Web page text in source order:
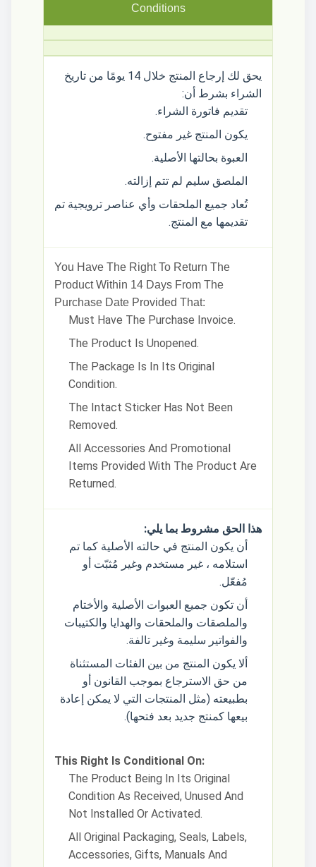
Conditions
يحق لك إرجاع المنتج خلال 14 يومًا من تاريخ
الشراء بشرط أن:
تقديم فاتورة الشراء.
يكون المنتج غير مفتوح.
العبوة بحالتها الأصلية.
الملصق سليم لم تتم إزالته.
تُعاد جميع الملحقات وأي عناصر ترويجية تم
تقديمها مع المنتج.
You Have The Right To Return The
Product Within 14 Days From The
Purchase Date Provided That:
Must Have The Purchase Invoice.
The Product Is Unopened.
The Package Is In Its Original
Condition.
The Intact Sticker Has Not Been
Removed.
All Accessories And Promotional
Items Provided With The Product Are
Returned.
هذا الحق مشروط بما يلي:
أن يكون المنتج في حالته الأصلية كما تم
استلامه ، غير مستخدم وغير مُثبّت أو
مُفعّل.
أن تكون جميع العبوات الأصلية والأختام
والملصقات والملحقات والهدايا والكتيبات
والفواتير سليمة وغير تالفة.
ألا يكون المنتج من بين الفئات المستثناة
من حق الاسترجاع بموجب القانون أو
بطبيعته (مثل المنتجات التي لا يمكن إعادة
بيعها كمنتج جديد بعد فتحها).
This Right Is Conditional On:
The Product Being In Its Original
Condition As Received, Unused And
Not Installed Or Activated.
All Original Packaging, Seals, Labels,
Accessories, Gifts, Manuals And